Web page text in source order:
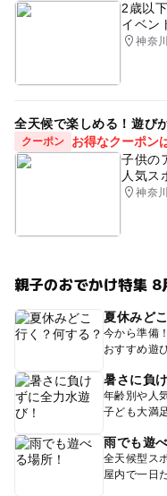
2歳以
イベン
神奈
全天候で楽しめる！遊び
クーポン
お得なクーポン
子供の
人気ス
神奈
親子のおでかけ特集 8
夏休みど
今から準備
おすすめ遊
暑さに負
年齢別や人
子ども大満
雨でも遊
全天候型ス
屋内で一日